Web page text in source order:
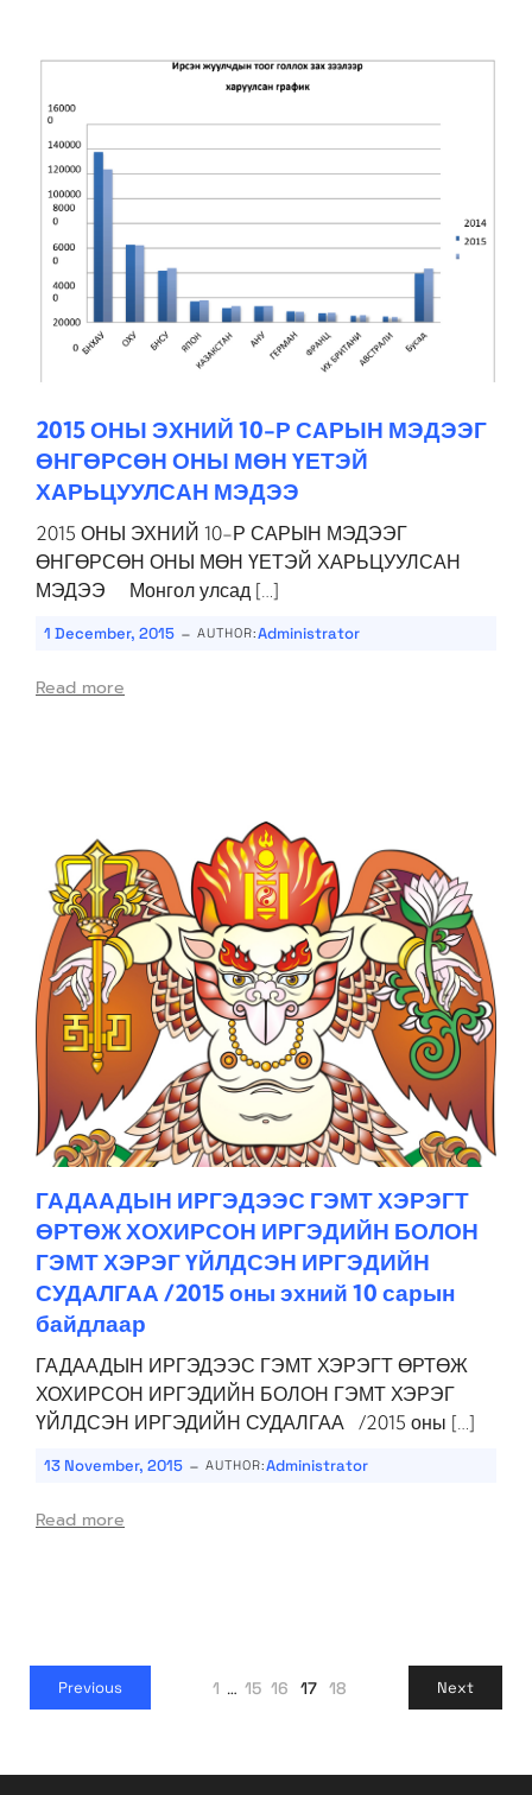
2015 ОНЫ ЭХНИЙ 10-Р САРЫН МЭДЭЭГ
ӨНГӨРСӨН ОНЫ МӨН ҮЕТЭЙ
ХАРЬЦУУЛСАН МЭДЭЭ
2015 ОНЫ ЭХНИЙ 10-Р САРЫН МЭДЭЭГ
ӨНГӨРСӨН ОНЫ МӨН ҮЕТЭЙ ХАРЬЦУУЛСАН
МЭДЭЭ Монгол улсад […]
1 December, 2015 - AUTHOR:Administrator
Read more
ГАДААДЫН ИРГЭДЭЭС ГЭМТ ХЭРЭГТ
ӨРТӨЖ ХОХИРСОН ИРГЭДИЙН БОЛОН
ГЭМТ ХЭРЭГ ҮЙЛДСЭН ИРГЭДИЙН
СУДАЛГАА /2015 оны эхний 10 сарын
байдлаар
ГАДААДЫН ИРГЭДЭЭС ГЭМТ ХЭРЭГТ ӨРТӨЖ
ХОХИРСОН ИРГЭДИЙН БОЛОН ГЭМТ ХЭРЭГ
ҮЙЛДСЭН ИРГЭДИЙН СУДАЛГАА /2015 оны […]
13 November, 2015 - AUTHOR:Administrator
Read more
Previous 1 … 15 16 17 18 Next